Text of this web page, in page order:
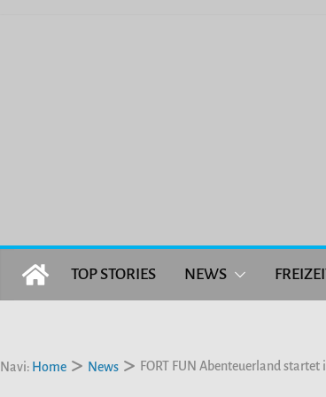
TOP STORIES NEWS
Navi: Home News FORT FUN Abenteuerland